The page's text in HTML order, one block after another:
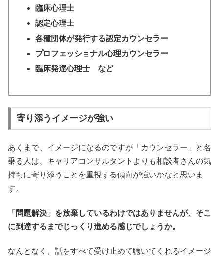
臨床心理士
認定心理士
各種団体が発行する認定カウンセラー
プロフェッショナル心理カウンセラー
臨床発達心理士 など
寄り添うイメージが強い
あくまで、イメージになるのですが「カウンセラー」と名
乗る人は、キャリアコンサルタントよりも相談者さんの気
持ちに寄り添うことを重視する傾向が強いかなと思いま
す。
「問題解決」を放棄しているわけではありませんが、そこ
に到達するまでじっくり進める感じでしょうか。
なんとなく、話をすべて受け止めて聴いてくれるイメージ